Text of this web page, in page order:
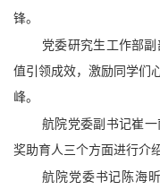
锋。
党委研究生工作部
值引领成效，激励同学们
峰。
航院党委副书记崔一
奖助育人三个方面进行介绍
航院党委书记陈海